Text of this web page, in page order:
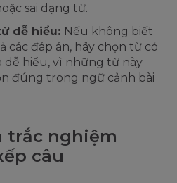
sai dạng từ.
dễ hiểu: Nếu không biết
các đáp án, hãy chọn từ có
dễ hiểu, vì những từ này
đúng trong ngữ cảnh bài
trắc nghiệm
câu